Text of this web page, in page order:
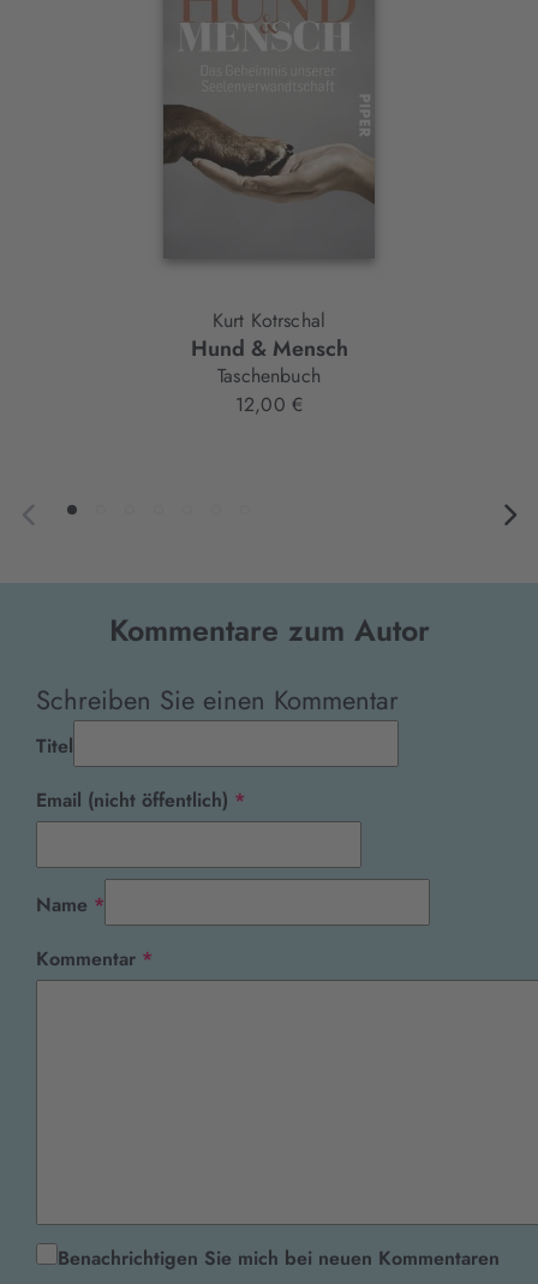
Kurt Kotrschal
Hund & Mensch
Taschenbuch
12,00 €
Kommentare zum Autor
Schreiben Sie einen Kommentar
Titel
Email (nicht öffentlich) *
Name *
Kommentar *
Benachrichtigen Sie mich bei neuen Kommentaren